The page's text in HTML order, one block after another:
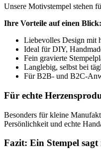
Unsere Motivstempel stehen
Ihre Vorteile auf einen Blick:
Liebevolles Design mit
Ideal für DIY,
Fein gravierte
Langlebig, selbst bei
Für B2B- und B2C-
Für echte
Besonders für kleine
Persönlichkeit und echte
Fazit: Ein Stempel